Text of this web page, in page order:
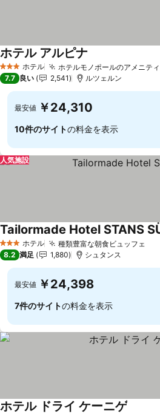
3 ホテルのランク
ホテル ホテルモノポールのアメニテ
ホテル アルピナ
7.7 良い 2,541 ルツェルン
最安値 ￥24,310
10件のサイトの料金を表示
人気施設
3 ホテルのランク
ホテル 種類豊富な朝食ビュッフェ
Tailormade Hotel STANS
8.2 満足 1,880 シュタンス
最安値 ￥24,398
7件のサイトの料金を表示
ホテル ドライ ケーニゲ